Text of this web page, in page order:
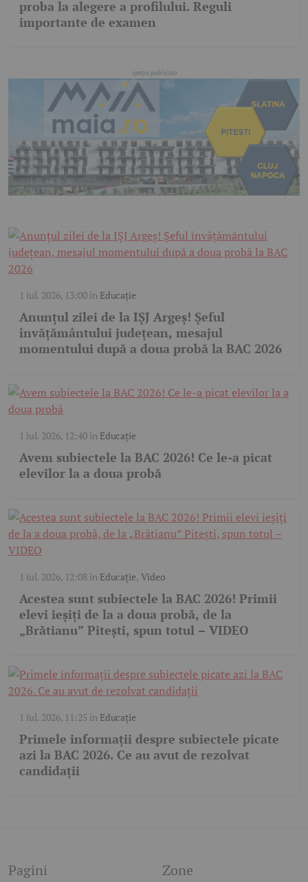
proba la alegere a profilului. Reguli
importante de examen
1 iul. 2026, 13:00în Educație
Anunțul zilei de la IȘJ Argeș! Șeful
învățământului județean, mesajul
momentului după a doua probă la BAC 2026
1 iul. 2026, 12:40în Educație
Avem subiectele la BAC 2026! Ce le-a picat
elevilor la a doua probă
1 iul. 2026, 12:08în Educație, Video
Acestea sunt subiectele la BAC 2026! Primii
elevi ieșiți de la a doua probă, de la
„Brătianu” Pitești, spun totul – VIDEO
1 iul. 2026, 11:25 în Educație
Primele informații despre subiectele picate
azi la BAC 2026. Ce au avut de rezolvat
candidații
Pagini Zone